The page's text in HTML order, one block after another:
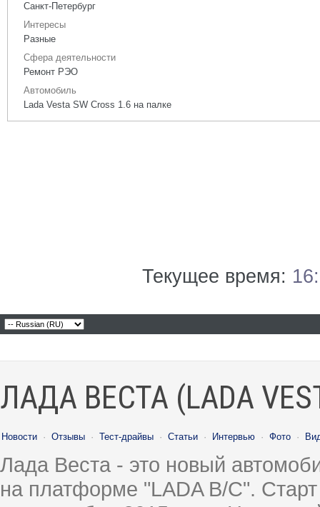
Санкт-Петербург
Интересы
Разные
Сфера деятельности
Ремонт РЭО
Автомобиль
Lada Vesta SW Cross 1.6 на палке
Текущее время:
ЛАДА ВЕСТА (LADA
Новости · Отзывы · Тест-драйвы · Статьи · Интервью · Фото ·
Лада Веста - это новый
на платформе "LADA B/C".